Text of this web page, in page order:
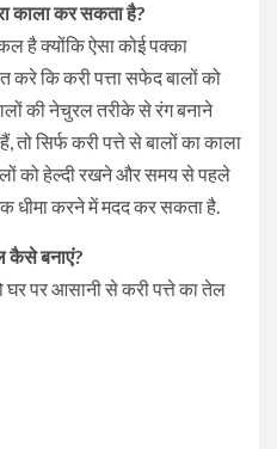
काला कर सकता है?
है क्योंकि ऐसा कोई पक्का
करे कि करी पत्ता सफेद बालों को
की नेचुरल तरीके से रंग बनाने
सिर्फ करी पत्ते से बालों का काला
को हेल्दी रखने और समय से पहले
धीमा करने में मदद कर सकता है.
कैसे बनाएं?
पर आसानी से करी पत्ते का तेल